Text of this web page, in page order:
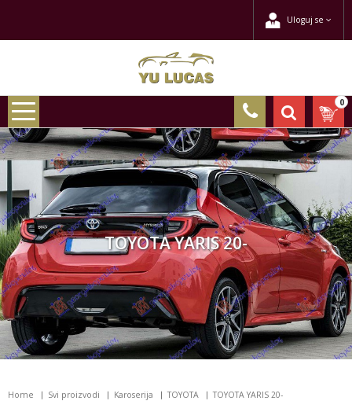
Uloguj se
0
TOYOTA YARIS 20-
Home Svi proizvodi Karoserija TOYOTA TOYOTA YARIS 20-